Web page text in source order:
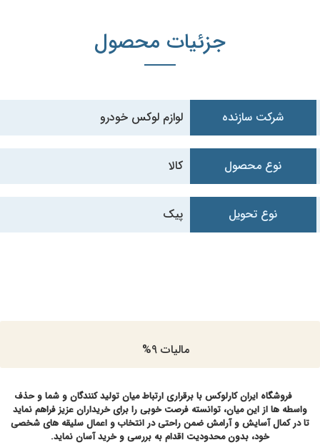
جزئیات محصول
شرکت سازنده لوازم لوکس خودرو
نوع محصول کالا
نوع تحویل پیک
مالیات 9%
فروشگاه ایران کارلوکس با برقراری ارتباط میان تولید کنندگان و شما و حذف
واسطه ها از این میان، توانسته فرصت خوبی را برای خریداران عزیز فراهم نماید
تا در کمال آسایش و آرامش ضمن راحتی در انتخاب و اعمال سلیقه های شخصی
خود، بدون محدودیت اقدام به بررسی و خرید آسان نماید.